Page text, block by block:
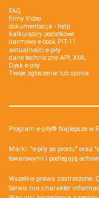
FAQ
filmy Video
dokumentacja - help
kalkulatory podatkowe
darmowy e-book PIT-11
aktualności e-pity
dane techniczne API, XML
Dysk e-pity
Twoje zgłoszenie lub opinia
Program e-pity® Najlepsze w
Marki: "e-pity po prostu" oraz
towarowymi i podlegają
Wszelkie prawa zastrzeżone.
Serwis ma charakter